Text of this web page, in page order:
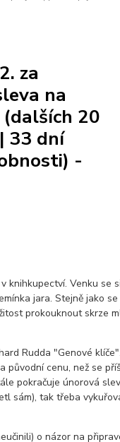
za
na
20
33 dní
-
knihkupectví. Venku se
jara. Stejně jako
prokouknout skrze
Rudda "Genové
původní cenu, než se
pokračuje únorová
sám), tak třeba
o názor na